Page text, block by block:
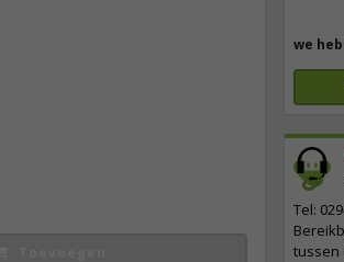
we
Tel:
tussen